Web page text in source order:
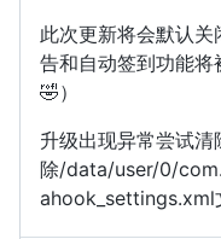
此次更新将会默认
告和自动签到功能
🤣）
升级出现异常尝试
除/data/user/0/
ahook_settings.xml